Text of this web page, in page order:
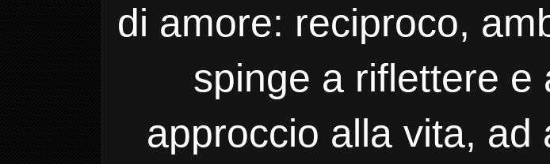
di amore: reciproco,
spinge a riflettere e
approccio alla vita, ad